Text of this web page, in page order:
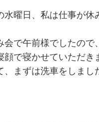
曜日、私は仕事が休
会で午前様でしたので
顔で寝かせていただき
、まずは洗車をしまし